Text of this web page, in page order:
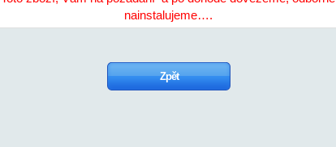
nainstalujeme….